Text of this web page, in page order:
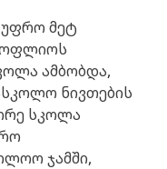
უფრო მეტ
ამბობდა,
ნივთების
სკოლა
ჯამში,